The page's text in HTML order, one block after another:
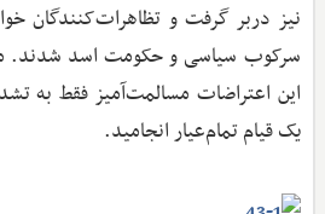
نیز دربر گرفت و تظاهرات‌کنندگان
سرکوب سیاسی و حکومت اسد شدند.
این اعتراضات مسالمت‌آمیز فقط به
یک قیام تمام‌عیار انجامید.